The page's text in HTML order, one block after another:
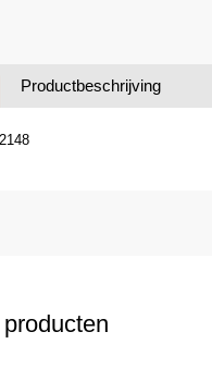
Productbeschrijving